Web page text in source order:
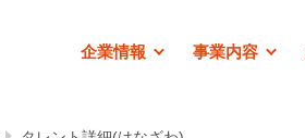
企業情報 事業内容